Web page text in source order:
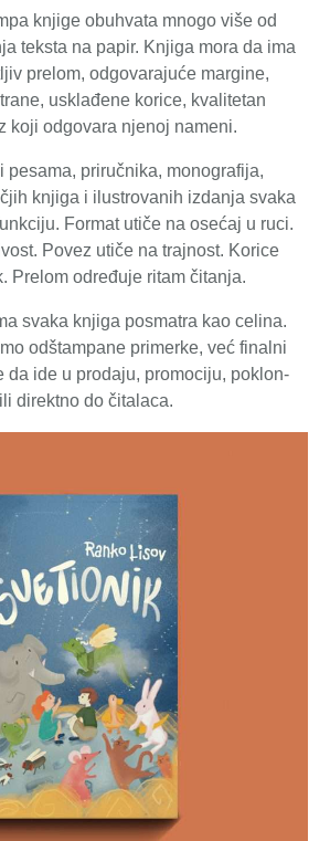
knjige obuhvata mnogo više od
teksta na papir. Knjiga mora da ima
prelom, odgovarajuće margine,
usklađene korice, kvalitetan
koji odgovara njenoj nameni.
pesama, priručnika, monografija,
knjiga i ilustrovanih izdanja svaka
Format utiče na osećaj u ruci.
Povez utiče na trajnost. Korice
Prelom određuje ritam čitanja.
svaka knjiga posmatra kao celina.
odštampane primerke, već finalni
da ide u prodaju, promociju, poklon-
direktno do čitalaca.